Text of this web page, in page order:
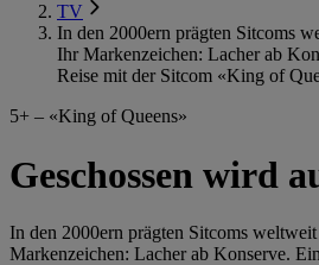
TV
In den 2000ern prägten Sitcoms
Ihr Markenzeichen: Lacher ab
Reise mit der Sitcom «King of
5+ – «King of Queens»
Geschossen wird
In den 2000ern prägten Sitcoms
Markenzeichen: Lacher ab Konserve.